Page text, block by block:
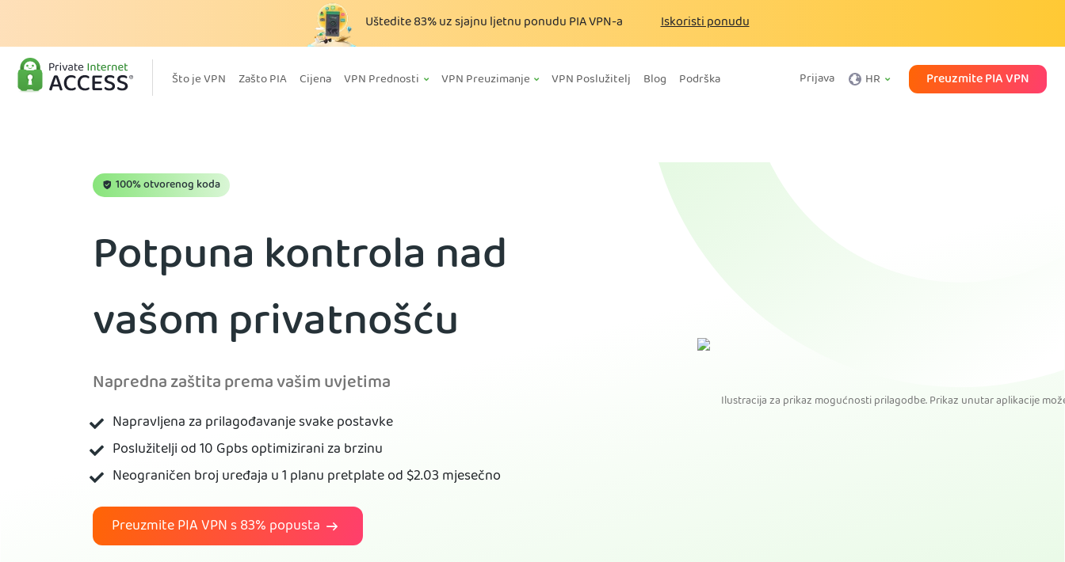
Uštedite83%uz sjajnu ljetnu ponudu PIA VPN-a Iskoristi ponudu
Što je VPN Zašto PIA Cijena VPN Prednosti VPN Preuzimanje VPN Poslužitelj Blog Podrška Prijava HR Preuzmite PIA VPN
100% otvorenog koda
Potpuna kontrola nad
vašom privatnošću
Napredna zaštita prema vašim uvjetima
Napravljena za prilagođavanje svake postavke
Poslužitelji od 10 Gpbs optimizirani za brzinu
Neograničen broj uređaja u 1 planu pretplate od$2.03mjesečno
Preuzmite PIA VPN s83%popusta
Ilustracija za prikaz mogućnosti prilagodbe. Prikaz unutar aplikacije